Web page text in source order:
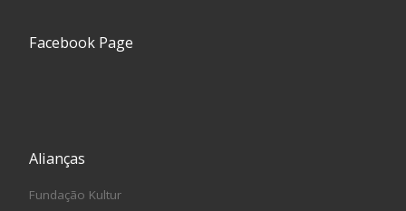
Facebook Page
Alianças
Fundação Kultur